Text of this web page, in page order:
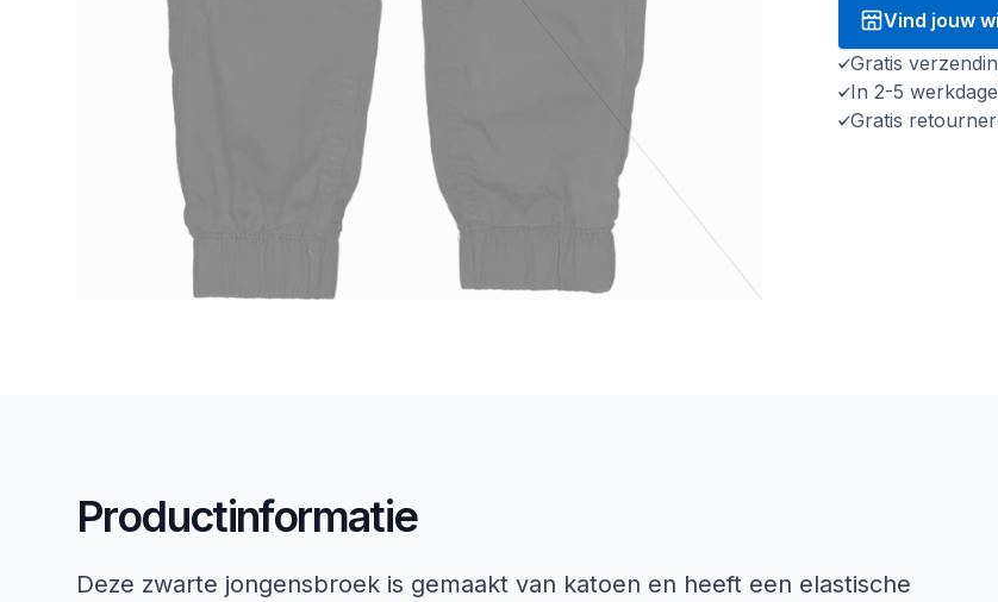
Vind jouw
Gratis
In 2-5
Gratis
Productinformatie
Deze zwarte jongensbroek is gemaakt van katoen en heeft een elastische